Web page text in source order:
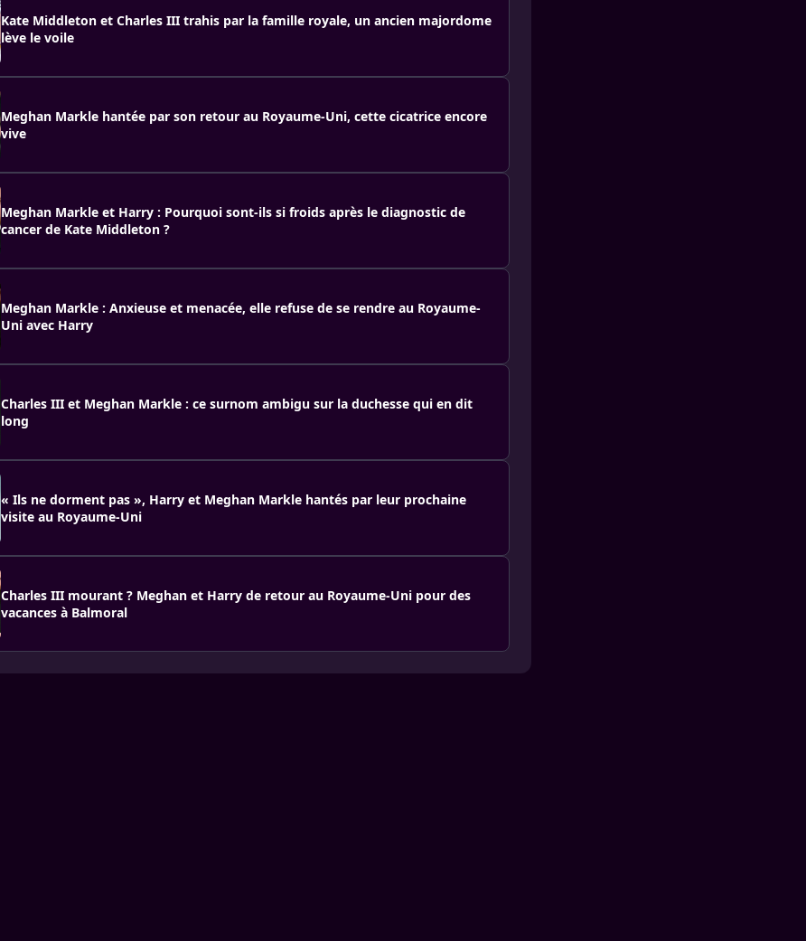
Kate Middleton et Charles III trahis par la famille royale, un ancien majordome
lève le voile
Meghan Markle hantée par son retour au Royaume-Uni, cette cicatrice encore
vive
Meghan Markle et Harry : Pourquoi sont-ils si froids après le diagnostic de
cancer de Kate Middleton ?
Meghan Markle : Anxieuse et menacée, elle refuse de se rendre au Royaume-
Uni avec Harry
Charles III et Meghan Markle : ce surnom ambigu sur la duchesse qui en dit
long
« Ils ne dorment pas », Harry et Meghan Markle hantés par leur prochaine
visite au Royaume-Uni
Charles III mourant ? Meghan et Harry de retour au Royaume-Uni pour des
vacances à Balmoral